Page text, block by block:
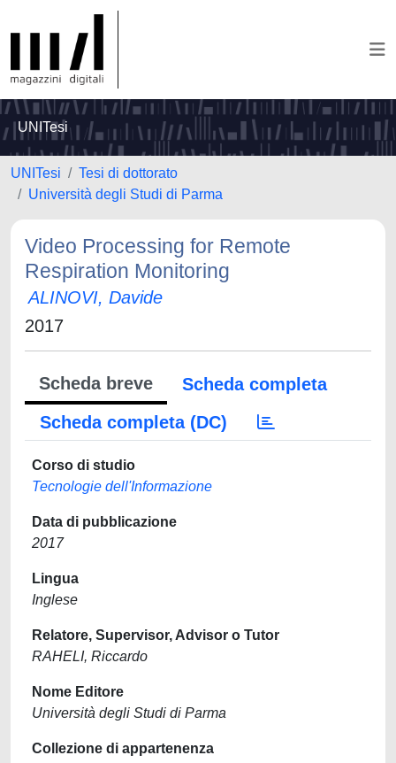
UNITesi
UNITesi
Tesi di dottorato
Università degli Studi di Parma
Video Processing for Remote
Respiration Monitoring
ALINOVI, Davide
2017
Scheda breve
Scheda completa
Scheda completa (DC)
Corso di studio
Tecnologie dell'Informazione
Data di pubblicazione
2017
Lingua
Inglese
Relatore, Supervisor, Advisor o Tutor
RAHELI, Riccardo
Nome Editore
Università degli Studi di Parma
Collezione di appartenenza